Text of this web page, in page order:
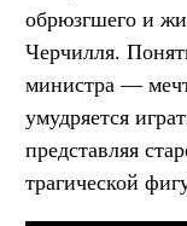
обрюзгшего и
Черчилля.
министра —
умудряется
представляя
трагической